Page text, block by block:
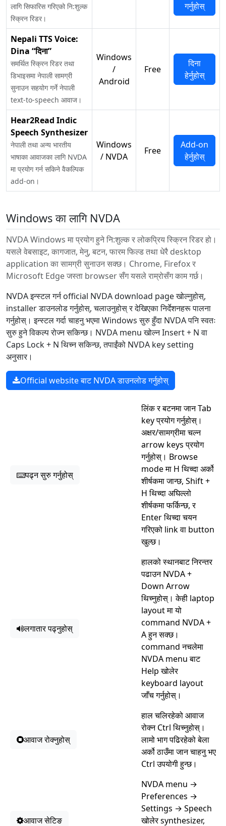
लागि सिफारिस गरिएको नि:शुल्क
स्क्रिन रिडर।
गर्नुहोस्
Nepali TTS Voice:
Dina “दिना”
समर्थित स्क्रिन रिडर तथा
डिभाइसमा नेपाली सामग्री
सुनाउन सहयोग गर्ने नेपाली
text-to-speech आवाज।
Windows
/
Android
Free
दिना
हेर्नुहोस्
Hear2Read Indic
Speech Synthesizer
नेपाली तथा अन्य भारतीय
भाषाका आवाजका लागि NVDA
मा प्रयोग गर्न सकिने वैकल्पिक
add-on।
Windows
/ NVDA
Free
Add-on
हेर्नुहोस्
Windows का लागि NVDA
NVDA Windows मा प्रयोग हुने नि:शुल्क र लोकप्रिय स्क्रिन रिडर हो।
यसले वेबसाइट, कागजात, मेनु, बटन, फारम फिल्ड तथा धेरै desktop
application का सामग्री सुनाउन सक्छ। Chrome, Firefox र
Microsoft Edge जस्ता browser सँग यसले राम्रोसँग काम गर्छ।
NVDA इन्स्टल गर्न official NVDA download page खोल्नुहोस्,
installer डाउनलोड गर्नुहोस्, चलाउनुहोस् र देखिएका निर्देशनहरू पालना
गर्नुहोस्। इन्स्टल गर्दा चाहनु भएमा Windows सुरु हुँदा NVDA पनि स्वतः
सुरु हुने विकल्प रोज्न सकिन्छ। NVDA menu खोल्न Insert + N वा
Caps Lock + N थिच्न सकिन्छ, तपाईंको NVDA key setting
अनुसार।
Official website बाट NVDA डाउनलोड गर्नुहोस्
पढ्न सुरु गर्नुहोस्
लिंक र बटनमा जान Tab
key प्रयोग गर्नुहोस्।
अक्षर/सामग्रीमा चल्न
arrow keys प्रयोग
गर्नुहोस्। Browse
mode मा H थिच्दा अर्को
शीर्षकमा जान्छ, Shift +
H थिच्दा अघिल्लो
शीर्षकमा फर्किन्छ, र
Enter थिच्दा चयन
गरिएको link वा button
खुल्छ।
लगातार पढ्नुहोस्
हालको स्थानबाट निरन्तर
पढाउन NVDA +
Down Arrow
थिच्नुहोस्। केही laptop
layout मा यो
command NVDA +
A हुन सक्छ।
command नचलेमा
NVDA menu बाट
Help खोलेर
keyboard layout
जाँच गर्नुहोस्।
आवाज रोक्नुहोस्
हाल चलिरहेको आवाज
रोक्न Ctrl थिच्नुहोस्।
लामो भाग पढिरहेको बेला
अर्को ठाउँमा जान चाहनु भए
Ctrl उपयोगी हुन्छ।
आवाज सेटिङ
NVDA menu →
Preferences →
Settings → Speech
खोलेर synthesizer,